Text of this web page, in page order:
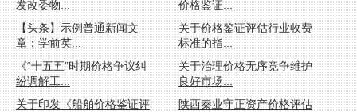
发改委物...
价格鉴证...
【头条】示例普通新闻文
章：学前英...
关于价格鉴证评估行业收费
标准的指...
《“十五五”时期价格争议纠
纷调解工...
关于治理价格无序竞争维护
良好市场...
关于印发《船舶价格鉴证评
陕西秦业守正资产价格评估